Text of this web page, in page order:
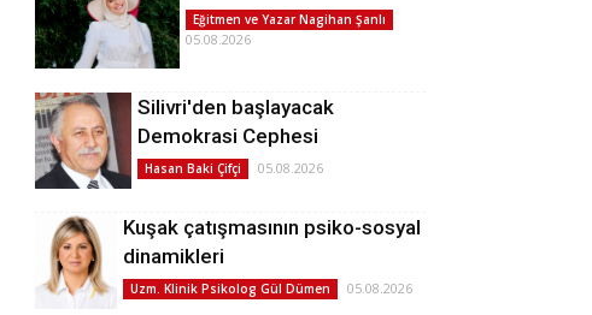
Eğitmen ve Yazar Nagihan Şanlı
05.08.2026
Silivri'den başlayacak
Demokrasi Cephesi
Hasan Baki Çifçi 05.08.2026
Kuşak çatışmasının psiko-sosyal
dinamikleri
Uzm. Klinik Psikolog Gül Dümen 05.08.2026